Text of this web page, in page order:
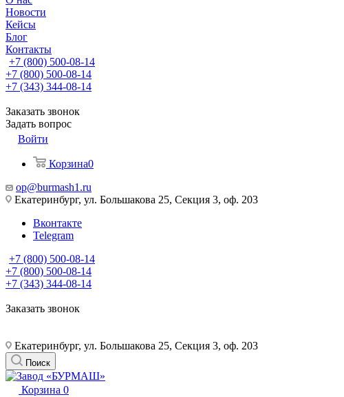
Новости
Кейсы
Блог
Контакты
+7 (800) 500-08-14
+7 (800) 500-08-14
+7 (343) 344-08-14
Заказать звонок
Задать вопрос
Войти
Корзина0
op@burmash1.ru
Екатеринбург, ул. Большакова 25, Секция 3, оф. 203
Вконтакте
Telegram
+7 (800) 500-08-14
+7 (800) 500-08-14
+7 (343) 344-08-14
Заказать звонок
Екатеринбург, ул. Большакова 25, Секция 3, оф. 203
Поиск
Корзина 0